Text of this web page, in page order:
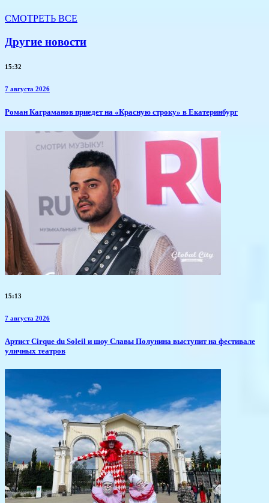
СМОТРЕТЬ ВСЕ
Другие новости
15:32
7 августа 2026
​Роман Каграманов приедет на «Красную строку» в Екатеринбург
15:13
7 августа 2026
Артист Cirque du Soleil и шоу Славы Полунина выступит на фестивале
уличных театров